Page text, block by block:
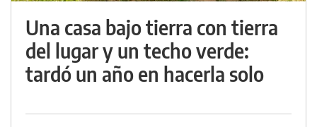
Una casa bajo tierra con tierra
del lugar y un techo verde:
tardó un año en hacerla solo